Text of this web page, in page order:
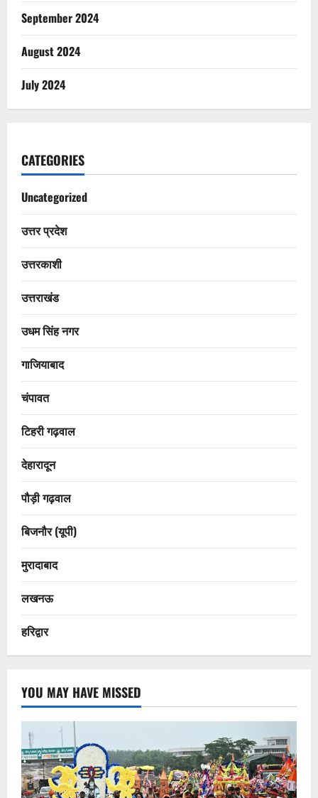
September 2024
August 2024
July 2024
CATEGORIES
Uncategorized
उत्तर प्रदेश
उत्तरकाशी
उत्तराखंड
उधम सिंह नगर
गाजियाबाद
चंपावत
टिहरी गढ़वाल
देहारादून
पौड़ी गढ़वाल
बिजनौर (यूपी)
मुरादाबाद
लखनऊ
हरिद्वार
YOU MAY HAVE MISSED